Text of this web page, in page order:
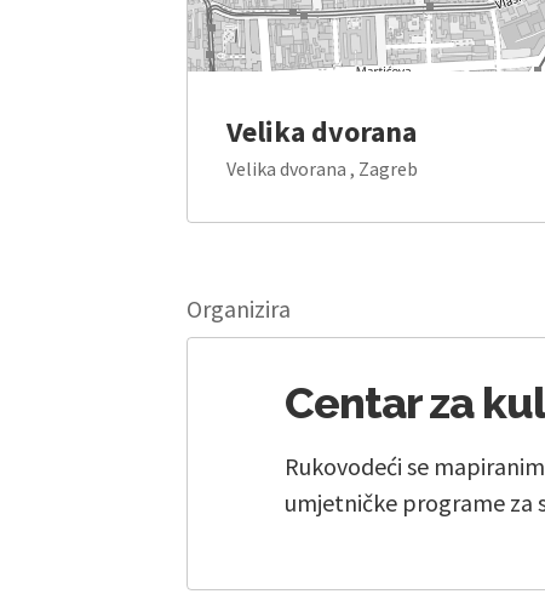
Velika dvorana
Velika dvorana , Zagreb
Organizira
Centar za
Rukovodeći se
umjetničke programe za